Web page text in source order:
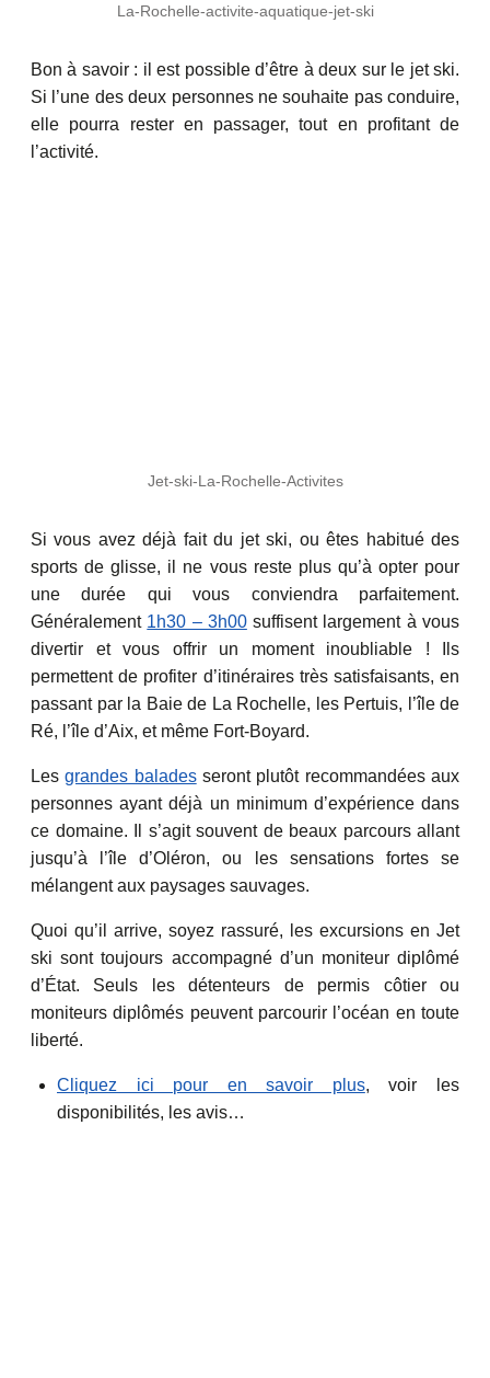
La-Rochelle-activite-aquatique-jet-ski
Bon à savoir : il est possible d’être à deux sur le jet ski.
Si l’une des deux personnes ne souhaite pas conduire,
elle pourra rester en passager, tout en profitant de
l’activité.
Jet-ski-La-Rochelle-Activites
Si vous avez déjà fait du jet ski, ou êtes habitué des
sports de glisse, il ne vous reste plus qu’à opter pour
une durée qui vous conviendra parfaitement.
Généralement 1h30 – 3h00suffisent largement à vous
divertir et vous offrir un moment inoubliable ! Ils
permettent de profiter d’itinéraires très satisfaisants, en
passant par la Baie de La Rochelle, les Pertuis, l’île de
Ré, l’île d’Aix, et même Fort-Boyard.
Lesgrandes baladesseront plutôt recommandées aux
personnes ayant déjà un minimum d’expérience dans
ce domaine. Il s’agit souvent de beaux parcours allant
jusqu’à l’île d’Oléron, ou les sensations fortes se
mélangent aux paysages sauvages.
Quoi qu’il arrive, soyez rassuré, les excursions en Jet
ski sont toujours accompagné d’un moniteur diplômé
d’État. Seuls les détenteurs de permis côtier ou
moniteurs diplômés peuvent parcourir l’océan en toute
liberté.
Cliquez ici pour en savoir plus, voir les
disponibilités, les avis…